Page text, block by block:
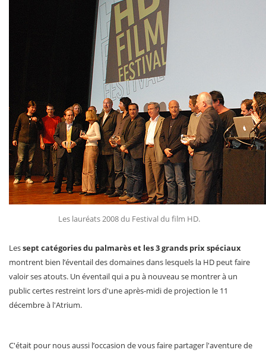
Les lauréats 2008 du Festival du film HD.
Lessept catégories du palmarès et les 3 grands prix spéciaux
montrent bien l’éventail des domaines dans lesquels la HD peut faire
valoir ses atouts. Un éventail qui a pu à nouveau se montrer à un
public certes restreint lors d'une après-midi de projection le 11
décembre à l'Atrium.
C'était pour nous aussi l’occasion de vous faire partager l'aventure de